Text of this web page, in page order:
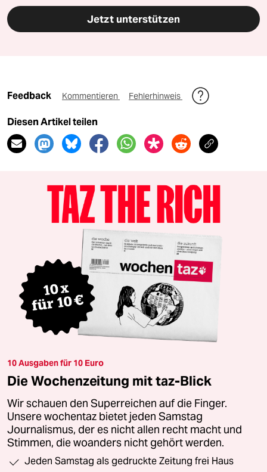
Jetzt unterstützen
Feedback Kommentieren Fehlerhinweis
Diesen Artikel teilen
10 Ausgaben für 10 Euro
Die Wochenzeitung mit taz-Blick
Wir schauen den Superreichen auf die Finger.
Unsere wochentaz bietet jeden Samstag
Journalismus, der es nicht allen recht macht und
Stimmen, die woanders nicht gehört werden.
Jeden Samstag als gedruckte Zeitung frei Haus